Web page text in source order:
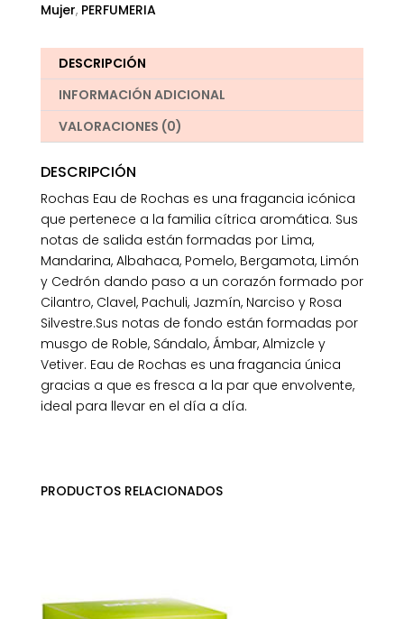
Mujer, PERFUMERIA
DESCRIPCIÓN
INFORMACIÓN ADICIONAL
VALORACIONES (0)
DESCRIPCIÓN
Rochas Eau de Rochas es una fragancia icónica
que pertenece a la familia cítrica aromática. Sus
notas de salida están formadas por Lima,
Mandarina, Albahaca, Pomelo, Bergamota, Limón
y Cedrón dando paso a un corazón formado por
Cilantro, Clavel, Pachuli, Jazmín, Narciso y Rosa
Silvestre.Sus notas de fondo están formadas por
musgo de Roble, Sándalo, Ámbar, Almizcle y
Vetiver. Eau de Rochas es una fragancia única
gracias a que es fresca a la par que envolvente,
ideal para llevar en el día a día.
PRODUCTOS RELACIONADOS